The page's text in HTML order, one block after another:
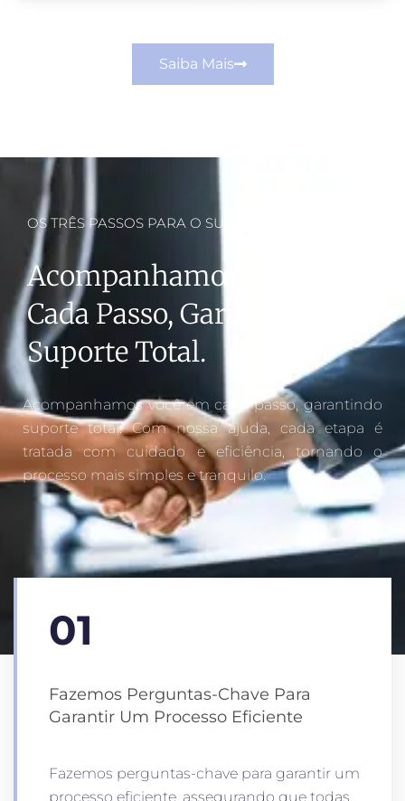
Saiba Mais
OS TRÊS PASSOS PARA O SUCESSO
Acompanhamos Você Em
Cada Passo, Garantindo
Suporte Total.
Acompanhamos você em cada passo, garantindo
suporte total. Com nossa ajuda, cada etapa é
tratada com cuidado e eficiência, tornando o
processo mais simples e tranquilo.
01
Fazemos Perguntas-Chave Para
Garantir Um Processo Eficiente
Fazemos perguntas-chave para garantir um
processo eficiente, assegurando que todas